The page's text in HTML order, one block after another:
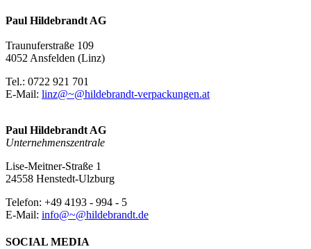
Paul Hildebrandt AG
Traunuferstraße 109
4052 Ansfelden (Linz)
Tel.: 0722 921 701
E-Mail: linz@~@hildebrandt-verpackungen.at
Paul Hildebrandt AG
Unternehmenszentrale
Lise-Meitner-Straße 1
24558 Henstedt-Ulzburg
Telefon: +49 4193 - 994 - 5
E-Mail: info@~@hildebrandt.de
SOCIAL MEDIA